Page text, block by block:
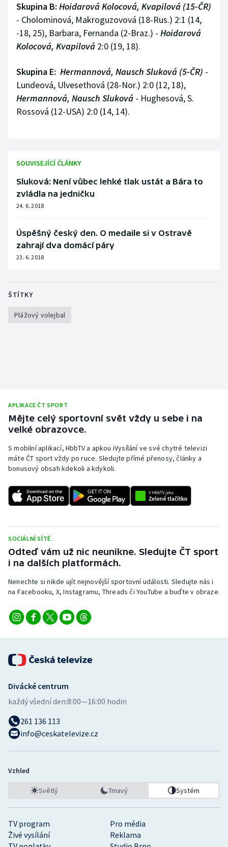
Vodní slalom
Volejbal
Skupina B: Hoidarová Kolocová, Kvapilová (15-ČR)
- Cholominová, Makroguzovová (18-Rus.) 2:1 (14,
-18, 25), Barbara, Fernanda (2-Braz.) - Hoidarová
Kolocová, Kvapilová 2:0 (19, 18).
Skupina E: Hermannová, Nausch Sluková (5-ČR) -
Lundeová, Ulvesethová (28-Nor.) 2:0 (12, 18),
Hermannová, Nausch Sluková - Hughesová, S.
Rossová (12-USA) 2:0 (14, 14).
SOUVISEJÍCÍ ČLÁNKY
Sluková: Není vůbec lehké tlak ustát a Bára to
zvládla na jedničku
24. 6. 2018
Úspěšný český den. O medaile si v Ostravě
zahrají dva domácí páry
23. 6. 2018
ŠTÍTKY
Plážový volejbal
APLIKACE ČT SPORT
Mějte celý sportovní svět vždy u sebe i na
velké obrazovce.
S mobilní aplikací, HbbTV a apkou iVysílání ve své chytré televizi
máte ČT sport vždy po ruce. Sledujte přímé přenosy, články a
bonusový obsah kdekoli a kdykoli.
SOCIÁLNÍ SÍTĚ
Odteď vám už nic neunikne. Sledujte ČT sport
i na dalších platformách.
Nenechte si nikde ujít nejnovější sportovní události. Sledujte nás i
na Facebooku, X, Instagramu, Threads či YouTube a buďte v obraze.
TV program
Pro média
Živé vysílání
Reklama
Divácké centrum
každý všední den:8:00—16:00 hodin
261 136 113
info@ceskatelevize.cz
Vzhled
Světlý Tmavý Systém